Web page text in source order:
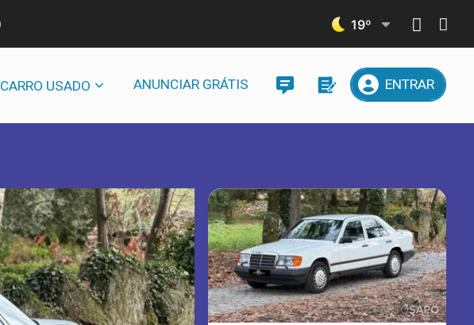
19º
CARRO USADO ANUNCIAR GRÁTIS ENTRAR